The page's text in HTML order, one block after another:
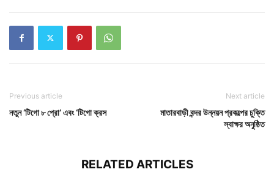
Previous article
নতুন ‘টিগো ৮ প্রো’ এবং ‘টিগো ক্রস
Next article
মাতারবাড়ী বন্দর উন্নয়ন প্রকল্পের চুক্তি
স্বাক্ষর অনুষ্ঠিত
RELATED ARTICLES